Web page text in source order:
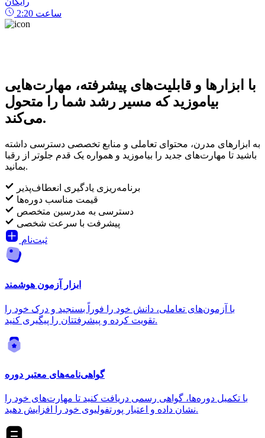
2:20 ساعت
با ابزارها و قابلیت‌های پیشرفته، مهارت‌هایی
بیاموزید که مسیر رشد شما را متحول
می‌کند.
به ابزارهای مدرن، محتوای تعاملی و منابع تخصصی دسترسی داشته
باشید تا مهارت‌های جدید را بیاموزید و همواره یک قدم جلوتر از رقبا
بمانید.
برنامه‌ریزی یادگیری انعطاف‌پذیر
قیمت مناسب دوره‌ها
دسترسی به مدرسین متخصص
پیشرفت با سرعت شخصی
ثبت‌نام
ابزار آزمون هوشمند
با آزمون‌های تعاملی، دانش خود را فوراً بسنجید و درک خود را
تقویت کرده و پیشرفتتان را پیگیری کنید.
گواهی‌نامه‌های معتبر دوره
با تکمیل دوره‌ها، گواهی رسمی دریافت کنید تا مهارت‌های خود را
نشان داده و اعتبار پورتفولیوی خود را افزایش دهید.